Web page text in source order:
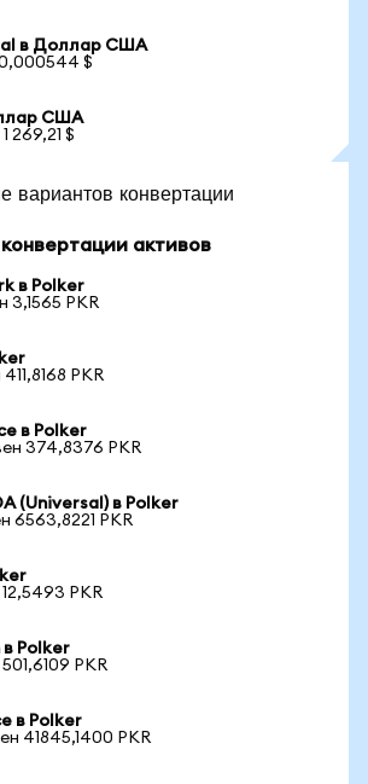
в Доллар США
$
США
269,21 $
вариантов конвертации
активов
в Polker
3,1565 PKR
PKR
в Polker
374,8376 PKR
(Universal) в Polker
6563,8221 PKR
PKR
в Polker
PKR
в Polker
41845,1400 PKR